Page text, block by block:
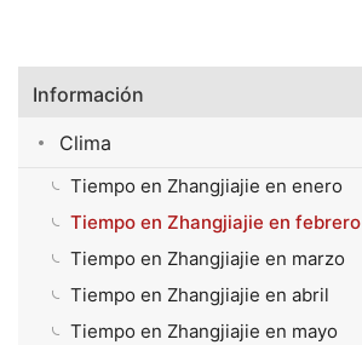
Información
Clima
Tiempo en Zhangjiajie en enero
Tiempo en Zhangjiajie en febrero
Tiempo en Zhangjiajie en marzo
Tiempo en Zhangjiajie en abril
Tiempo en Zhangjiajie en mayo